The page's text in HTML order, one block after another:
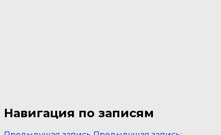
Навигация по записям